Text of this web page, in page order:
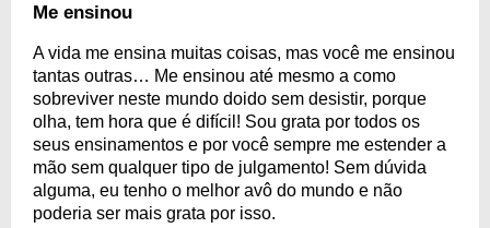
Me ensinou
A vida me ensina muitas coisas, mas você me ensinou
tantas outras… Me ensinou até mesmo a como
sobreviver neste mundo doido sem desistir, porque
olha, tem hora que é difícil! Sou grata por todos os
seus ensinamentos e por você sempre me estender a
mão sem qualquer tipo de julgamento! Sem dúvida
alguma, eu tenho o melhor avô do mundo e não
poderia ser mais grata por isso.